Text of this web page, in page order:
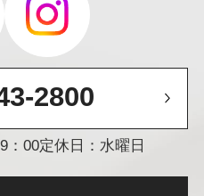
2800
：00定休日：水曜日